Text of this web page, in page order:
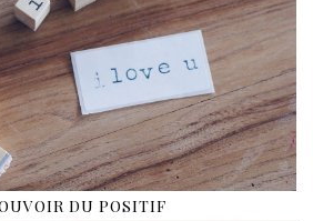
DU POSITIF